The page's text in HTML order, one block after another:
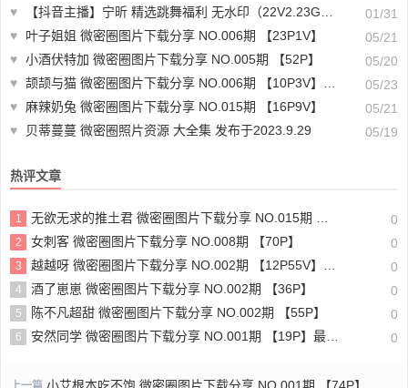
♥ 【抖音主播】宁昕 精选跳舞福利 无水印（22V2.23G）-热舞主播视频
01/31
♥
叶子姐姐 微密圈图片下载分享 NO.006期 【23P1V】
05/21
♥ 小酒伏特加 微密圈图片下载分享 NO.005期 【52P】
05/20
♥ 颉颉与猫 微密圈图片下载分享 NO.006期 【10P3V】最新至：2023.12.14
05/23
♥
麻辣奶兔 微密圈图片下载分享 NO.015期 【16P9V】
05/21
♥
贝蒂蔓蔓 微密圈照片资源 大全集 发布于2023.9.29 05/19
热评文章
1 无欲无求的推土君 微密圈图片下载分享 NO.015期 【32P4V】最新至：2023.10.4 0
2 女刺客 微密圈图片下载分享 NO.008期 【70P】 0
3 越越呀 微密圈图片下载分享 NO.002期 【12P55V】最新至：2024.12.19 0
4 酒了崽崽 微密圈图片下载分享 NO.002期 【36P】 0
5 陈不凡超甜 微密圈图片下载分享 NO.002期 【55P】 0
6 安然同学 微密圈图片下载分享 NO.001期 【19P】最新至：2025.1.6 0